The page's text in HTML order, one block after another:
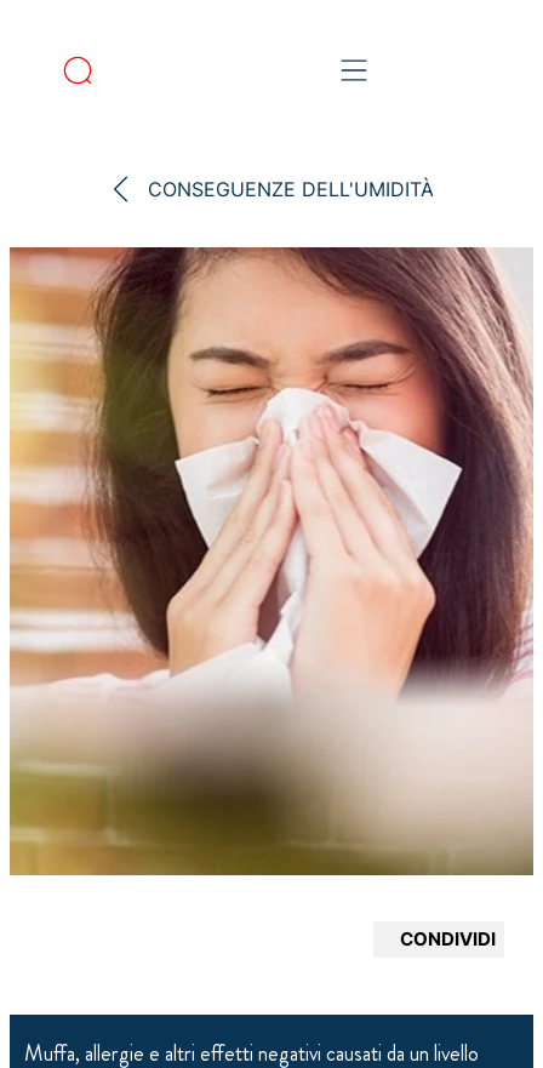
CONSEGUENZE DELL'UMIDITÀ
CONDIVIDI
Muffa, allergie e altri effetti negativi causati da un livello